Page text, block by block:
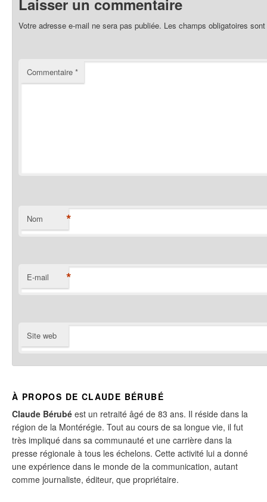
Laisser un commentaire
Votre adresse e-mail ne sera pas publiée. Les champs obligatoires
Commentaire *
Nom *
E-mail *
Site web
À PROPOS DE CLAUDE BÉRUBÉ
Claude Bérubé est un retraité âgé de 83 ans. Il réside dans la
région de la Montérégie. Tout au cours de sa longue vie, il fut
très impliqué dans sa communauté et une carrière dans la
presse régionale à tous les échelons. Cette activité lui a donné
une expérience dans le monde de la communication, autant
comme journaliste, éditeur, que propriétaire.